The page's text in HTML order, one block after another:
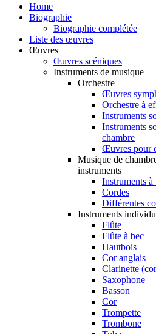
Home
Biographie
Biographie complétée
Liste des œuvres
Œuvres
Œuvres scéniques
Instruments de musique
Orchestre
Œuvres
Orchestre à
Instruments
Instruments
chambre
Œuvres pour
Musique de
instruments
Instruments à
Cordes
Différentes
Instruments
Flûte
Flûte à bec
Hautbois
Cor anglais
Clarinette
Saxophone
Basson
Cor
Trompette
Trombone